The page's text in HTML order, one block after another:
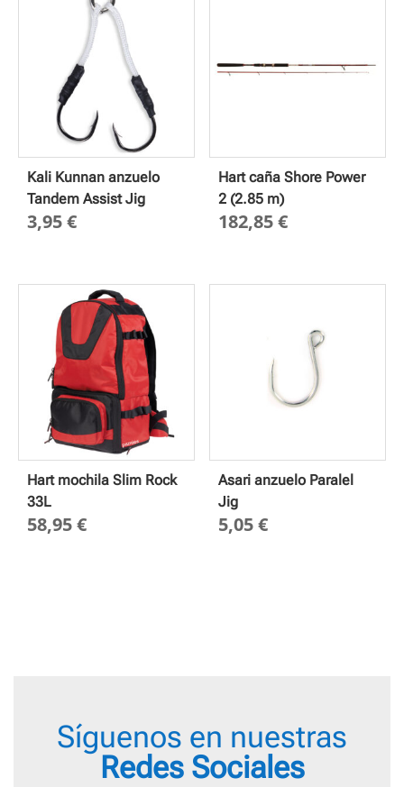
Kali Kunnan anzuelo
Tandem Assist Jig
3,95€
Hart caña Shore Power
2 (2.85 m)
182,85€
Hart mochila Slim Rock
33L
58,95€
Asari anzuelo Paralel
Jig
5,05€
Síguenos en nuestras
Redes Sociales